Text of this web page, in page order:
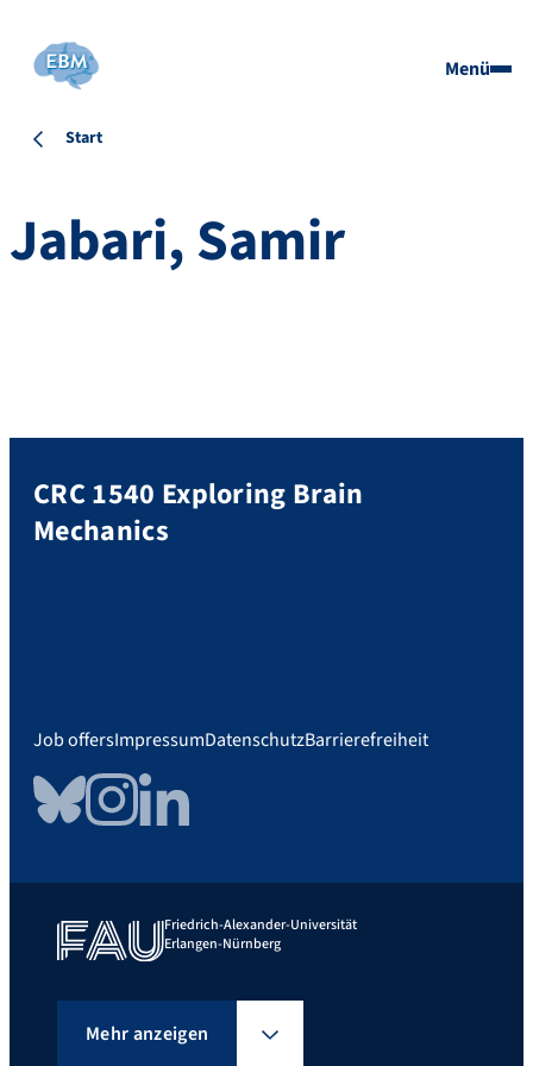
Menü
Start
Jabari, Samir
CRC 1540 Exploring Brain
Mechanics
Job offersImpressumDatenschutzBarrierefreiheit
BlueskyInstagramLinkedIn
Friedrich-Alexander-Universität
Erlangen-Nürnberg
Mehr anzeigen